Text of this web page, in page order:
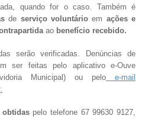
quando for o caso. Também é
de serviço voluntárioem ações e
ao benefício recebido.
serão verificadas. Denúncias de
ser feitas pelo aplicativo e-Ouve
Municipal) ou peloe-mail
obtidas pelo telefone 67 99630 9127,